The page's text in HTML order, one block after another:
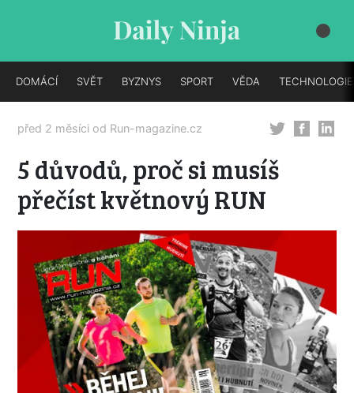
DOMÁCÍ SVĚT BYZNYS SPORT VĚDA TECHNOLOGIE
před 2 měsíci od Run-magazine.cz
5 důvodů, proč si musíš
přečíst květnový RUN